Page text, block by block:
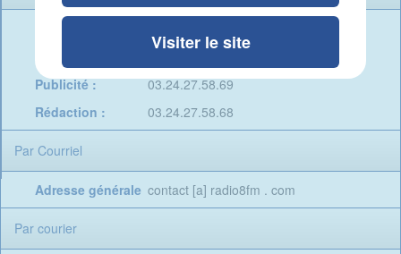
Visiter le site
Publicité :
03.24.27.58.69
Rédaction :
03.24.27.58.68
Par Courriel
Adresse générale contact [a] radio8fm . com
Par courier